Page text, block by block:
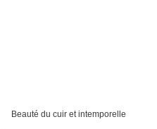
Beauté du cuir et intemporelle